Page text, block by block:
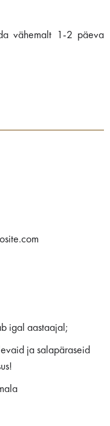
vähemalt 1-2 päeva
igal aastaajal;
ja salapäraseid